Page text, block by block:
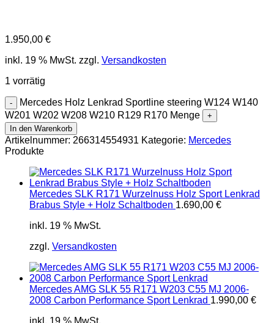
1.950,00 €
inkl. 19 % MwSt. zzgl. Versandkosten
1 vorrätig
Mercedes Holz Lenkrad Sportline steering W124 W140
W201 W202 W208 W210 R129 R170 Menge
In den Warenkorb
Artikelnummer: 266314554931 Kategorie: Mercedes
Produkte
Mercedes SLK R171 Wurzelnuss Holz Sport Lenkrad
Brabus Style + Holz Schaltboden 1.690,00 €
inkl. 19 % MwSt.
zzgl. Versandkosten
Mercedes AMG SLK 55 R171 W203 C55 MJ 2006-
2008 Carbon Performance Sport Lenkrad 1.990,00 €
inkl. 19 % MwSt.